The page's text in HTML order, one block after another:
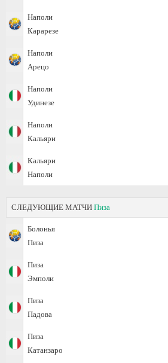
Наполи
Карарезе
Наполи
Арецо
Наполи
Удинезе
Наполи
Кальяри
Кальяри
Наполи
СЛЕДУЮЩИЕ МАТЧИ Пиза
Болонья
Пиза
Пиза
Эмполи
Пиза
Падова
Пиза
Катанзаро